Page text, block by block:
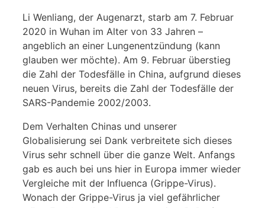
Li Wenliang, der Augenarzt, starb am 7. Februar
2020 in Wuhan im Alter von 33 Jahren –
angeblich an einer Lungenentzündung (kann
glauben wer möchte). Am 9. Februar überstieg
die Zahl der Todesfälle in China, aufgrund dieses
neuen Virus, bereits die Zahl der Todesfälle der
SARS-Pandemie 2002/2003.
Dem Verhalten Chinas und unserer
Globalisierung sei Dank verbreitete sich dieses
Virus sehr schnell über die ganze Welt. Anfangs
gab es auch bei uns hier in Europa immer wieder
Vergleiche mit der Influenca (Grippe-Virus).
Wonach der Grippe-Virus ja viel gefährlicher